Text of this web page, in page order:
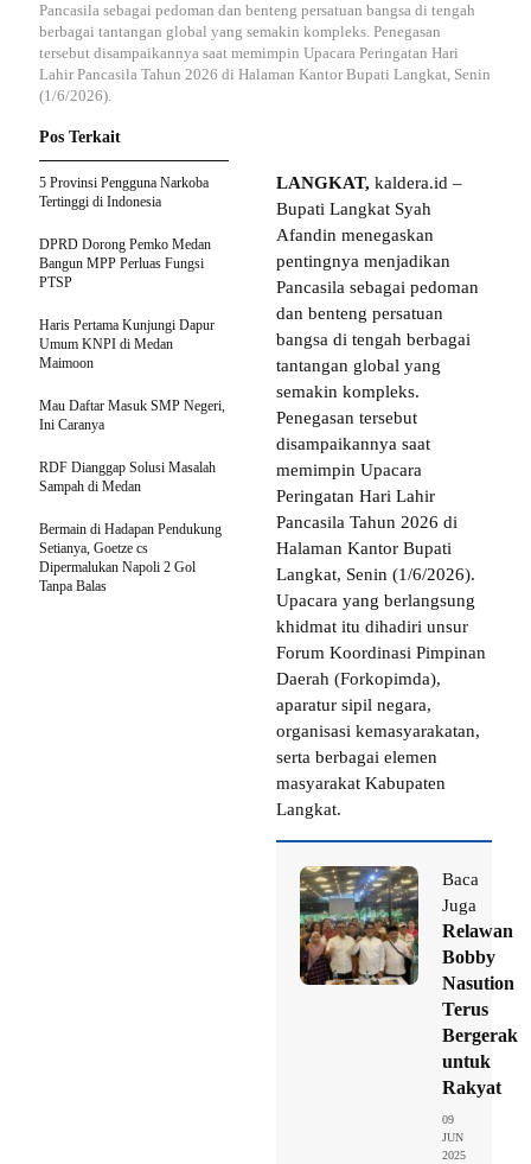
Pancasila sebagai pedoman dan benteng persatuan bangsa di tengah
berbagai tantangan global yang semakin kompleks. Penegasan
tersebut disampaikannya saat memimpin Upacara Peringatan Hari
Lahir Pancasila Tahun 2026 di Halaman Kantor Bupati Langkat, Senin
(1/6/2026).
LANGKAT, kaldera.id –
Bupati Langkat Syah
Afandin menegaskan
pentingnya menjadikan
Pancasila sebagai pedoman
dan benteng persatuan
bangsa di tengah berbagai
tantangan global yang
semakin kompleks.
Penegasan tersebut
disampaikannya saat
memimpin Upacara
Peringatan Hari Lahir
Pancasila Tahun 2026 di
Halaman Kantor Bupati
Langkat, Senin (1/6/2026).
Upacara yang berlangsung
khidmat itu dihadiri unsur
Forum Koordinasi Pimpinan
Daerah (Forkopimda),
aparatur sipil negara,
organisasi kemasyarakatan,
serta berbagai elemen
masyarakat Kabupaten
Langkat.
Baca
Juga
Relawan
Bobby
Nasution
Terus
Bergerak
untuk
Rakyat
09
JUN
2025
Pos Terkait
5 Provinsi Pengguna Narkoba
Tertinggi di Indonesia
DPRD Dorong Pemko Medan
Bangun MPP Perluas Fungsi
PTSP
Haris Pertama Kunjungi Dapur
Umum KNPI di Medan
Maimoon
Mau Daftar Masuk SMP Negeri,
Ini Caranya
RDF Dianggap Solusi Masalah
Sampah di Medan
Bermain di Hadapan Pendukung
Setianya, Goetze cs
Dipermalukan Napoli 2 Gol
Tanpa Balas